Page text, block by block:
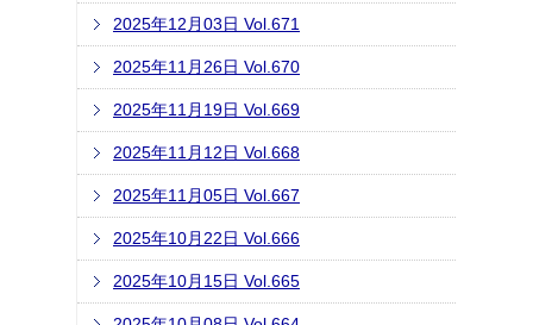
2025年12月03日 Vol.671
2025年11月26日 Vol.670
2025年11月19日 Vol.669
2025年11月12日 Vol.668
2025年11月05日 Vol.667
2025年10月22日 Vol.666
2025年10月15日 Vol.665